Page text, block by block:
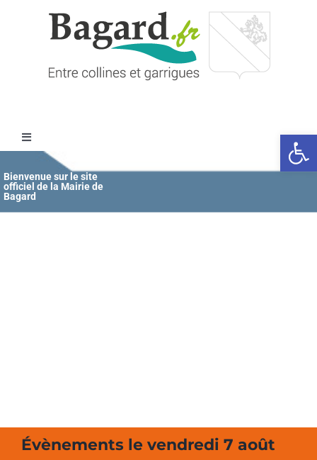
Ouvrir
Toggle
Navigation
Accueil
Bienvenue sur le site
officiel de la Mairie de
Bagard
Évènements le vendredi 7 août